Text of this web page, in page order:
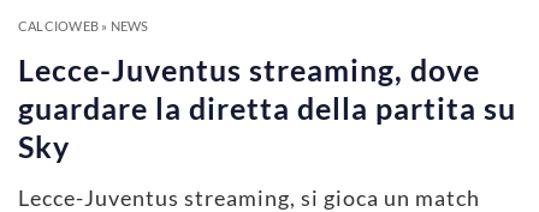
CALCIOWEB» NEWS
Lecce-Juventus streaming, dove
guardare la diretta della partita su
Sky
Lecce-Juventus streaming, si gioca un match